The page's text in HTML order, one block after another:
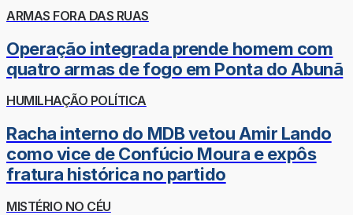
ARMAS FORA DAS RUAS
Operação integrada prende homem com
quatro armas de fogo em Ponta do Abunã
HUMILHAÇÃO POLÍTICA
Racha interno do MDB vetou Amir Lando
como vice de Confúcio Moura e expôs
fratura histórica no partido
MISTÉRIO NO CÉU